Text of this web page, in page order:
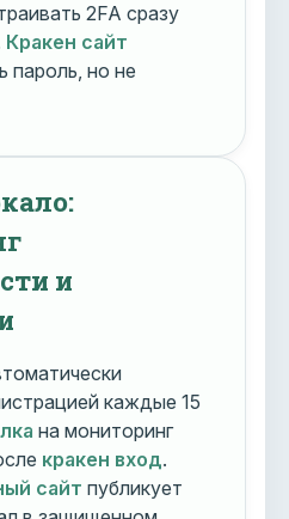
2FA сразу
Кракен сайт
пароль, но не
и
каждые 15
на мониторинг
кракен вход.
сайт публикует